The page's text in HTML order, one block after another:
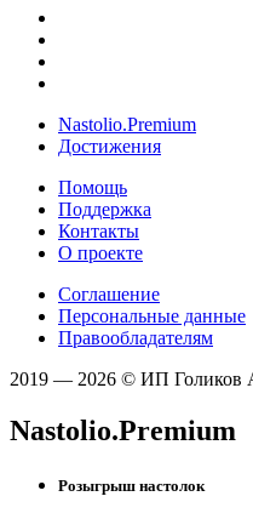
Nastolio.Premium
Достижения
Помощь
Поддержка
Контакты
О проекте
Соглашение
Персональные данные
Правообладателям
2019 — 2026 © ИП Голиков
Nastolio.Premium
Розыгрыш настолок